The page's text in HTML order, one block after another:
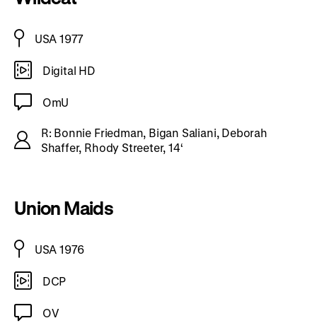
USA 1977
Digital HD
OmU
R: Bonnie Friedman, Bigan Saliani, Deborah
Shaffer, Rhody Streeter, 14‘
Union Maids
USA 1976
DCP
OV